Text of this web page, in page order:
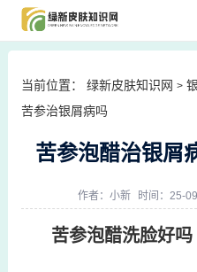
当前位置： 绿新皮肤知识网 >
苦参治银屑病吗
苦参泡醋治银屑
作者： 小新 时间：25-
苦参泡醋洗脸好吗